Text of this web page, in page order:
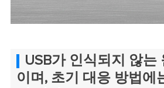
USB가 인식되지 않는
이며, 초기 대응 방법에